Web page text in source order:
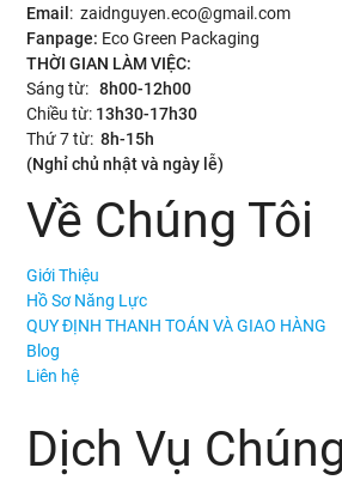
Email : zaidnguyen.eco@gmail.com
Fanpage: Eco Green Packaging
THỜI GIAN LÀM VIỆC:
Sáng từ:8h00-12h00
Chiều từ: 13h30-17h30
Thứ 7 từ:8h-15h
(Nghỉ chủ nhật và ngày lễ)
Về Chúng Tôi
Giới Thiệu
Hồ Sơ Năng Lực
QUY ĐỊNH THANH TOÁN VÀ GIAO HÀNG
Blog
Liên hệ
Dịch Vụ